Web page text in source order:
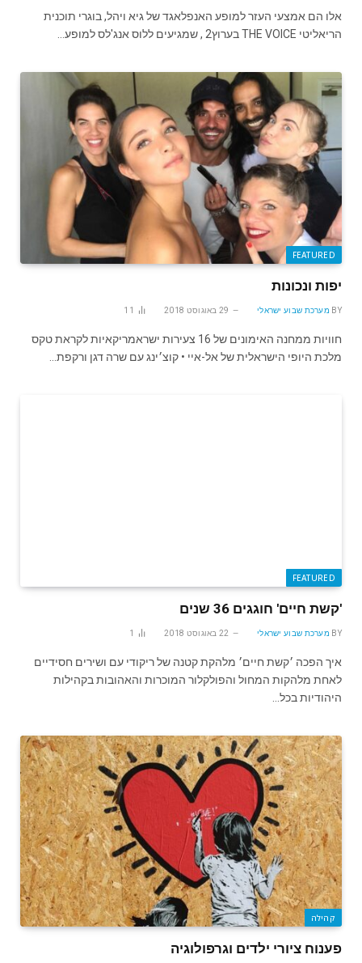
אלו הם אמצעי העזר למופע האנפלאגד של גיא ויהל, בוגרי תוכנית
הריאליטי THE VOICE בערוץ2 , שמגיעים ללוס אנג'לס למופע…
FEATURED
יפות ונכונות
BY מערכת שבוע ישראלי 29 באוגוסט 2018 11
חוויות ממחנה האימונים של 16 צעירות ישראמריקאיות לקראת טקס
מלכת היופי הישראלית של אל-איי • קוצ׳ינג עם שרה דגן ורקפת…
FEATURED
'קשת חיים' חוגגים 36 שנים
BY מערכת שבוע ישראלי 22 באוגוסט 2018 1
איך הפכה ׳קשת חיים׳ מלהקת קטנה של ריקודי עם ושירים חסידיים
לאחת מלהקות המחול והפולקלור המוכרות והאהובות בקהילות
היהודיות בכל…
קהילה
פענוח ציורי ילדים וגרפולוגיה